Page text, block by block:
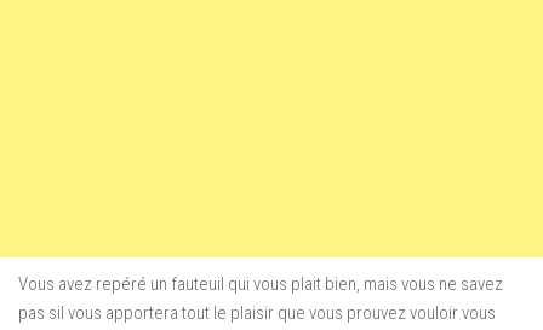
Vous avez repéré un fauteuil qui vous plait bien, mais vous ne savez
pas sil vous apportera tout le plaisir que vous prouvez vouloir vous